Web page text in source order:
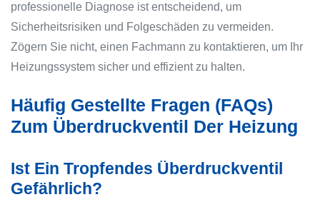
professionelle Diagnose ist entscheidend, um
Sicherheitsrisiken und Folgeschäden zu vermeiden.
Zögern Sie nicht, einen Fachmann zu kontaktieren, um Ihr
Heizungssystem sicher und effizient zu halten.
Häufig Gestellte Fragen (FAQs)
Zum Überdruckventil Der Heizung
Ist Ein Tropfendes Überdruckventil
Gefährlich?